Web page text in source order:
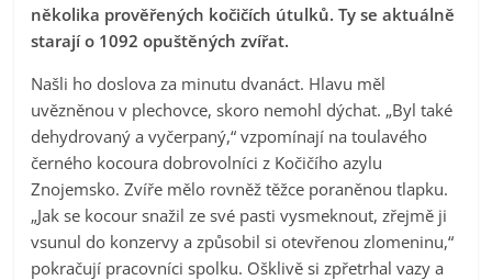
několika prověřených kočičích útulků. Ty se aktuálně
starají o 1092 opuštěných zvířat.
Našli ho doslova za minutu dvanáct. Hlavu měl
uvězněnou v plechovce, skoro nemohl dýchat. „Byl také
dehydrovaný a vyčerpaný,“ vzpomínají na toulavého
černého kocoura dobrovolníci z Kočičího azylu
Znojemsko. Zvíře mělo rovněž těžce poraněnou tlapku.
„Jak se kocour snažil ze své pasti vysmeknout, zřejmě ji
vsunul do konzervy a způsobil si otevřenou zlomeninu,“
pokračují pracovníci spolku. Ošklivě si zpřetrhal vazy a